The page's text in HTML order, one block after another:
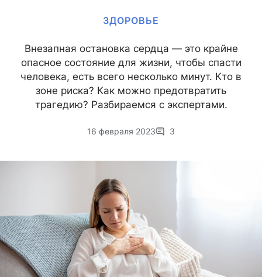
ЗДОРОВЬЕ
Внезапная остановка сердца — это крайне
опасное состояние для жизни, чтобы спасти
человека, есть всего несколько минут. Кто в
зоне риска? Как можно предотвратить
трагедию? Разбираемся с экспертами.
16 февраля 2023 3